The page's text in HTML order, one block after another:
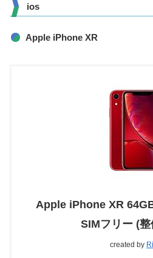
ios
Apple iPhone XR
Apple iPhone XR
SIMフリー (
created by